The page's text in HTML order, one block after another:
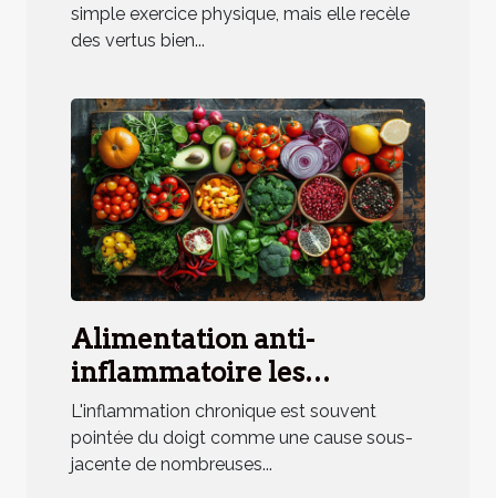
simple exercice physique, mais elle recèle
des vertus bien...
Alimentation anti-
inflammatoire les
meilleurs aliments pour
réduire l'inflammation et
booster votre santé
L'inflammation chronique est souvent
pointée du doigt comme une cause sous-
jacente de nombreuses...